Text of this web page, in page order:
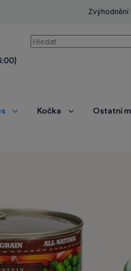
Zvýhodnění
Vyhledávání
ZobrazitKočka
ZobrazitOstatní